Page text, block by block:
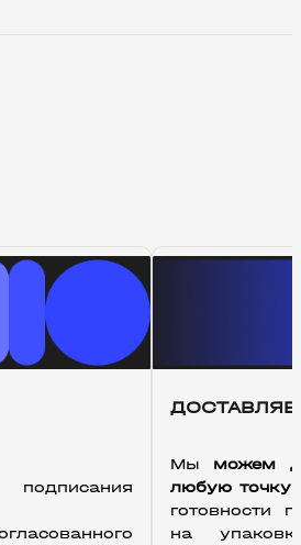
Мы можем
любую точку
готовности
на